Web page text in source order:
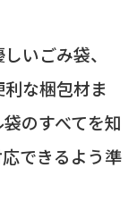
いごみ袋、
な梱包材ま
のすべてを知
できるよう準